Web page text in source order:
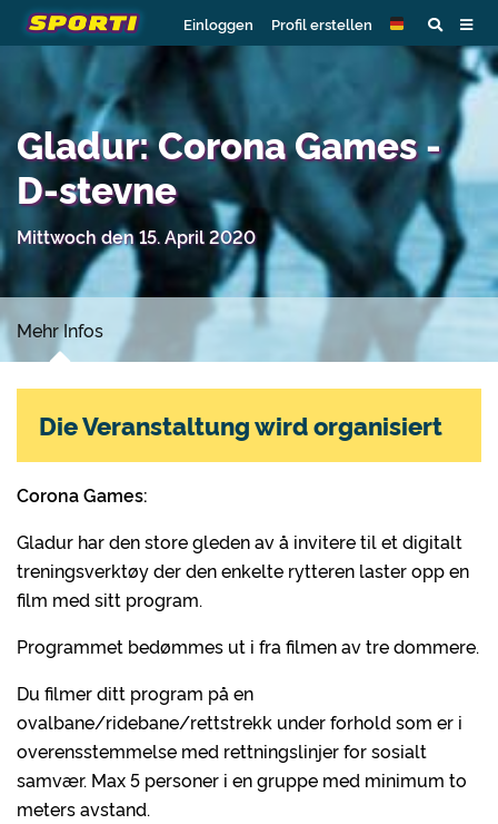
Einloggen Profil erstellen
Gladur: Corona Games -
D-stevne
Mittwoch den 15. April 2020
Mehr Infos
Corona Games:
Gladur har den store gleden av å invitere til et digitalt
treningsverktøy der den enkelte rytteren laster opp en
film med sitt program.
Programmet bedømmes ut i fra filmen av tre dommere.
Du filmer ditt program på en
ovalbane/ridebane/rettstrekk under forhold som er i
overensstemmelse med rettningslinjer for sosialt
samvær. Max 5 personer i en gruppe med minimum to
meters avstand.
Die Veranstaltung wird organisiert